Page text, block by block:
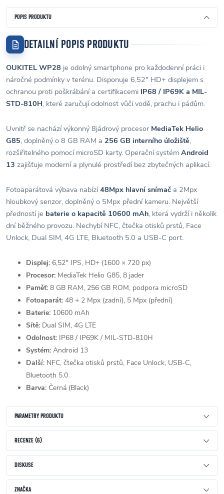
POPIS PRODUKTU
DETAILNÍ POPIS PRODUKTU
OUKITEL WP28 je odolný smartphone pro každodenní práci i
náročné podmínky v terénu. Disponuje 6,52" HD+ displejem s
ochranou proti poškrábání a certifikacemi IP68 / IP69K a MIL-
STD-810H, které zaručují odolnost vůči vodě, prachu i pádům.
Uvnitř se nachází výkonný 8jádrový procesor MediaTek Helio
G85, doplněný o 8 GB RAM a 256 GB interního úložiště,
rozšiřitelného pomocí microSD karty. Operační systém Android
13 zajišťuje moderní a plynulé prostředí bez zbytečných aplikací.
Fotoaparátová výbava nabízí48Mpx hlavní snímač a 2Mpx
hloubkový senzor, doplněný o 5Mpx přední kameru. Největší
předností je baterie o kapacitě 10600 mAh, která vydrží i několik
dní běžného provozu. Nechybí NFC, čtečka otisků prstů, Face
Unlock, Dual SIM, 4G LTE, Bluetooth 5.0 a USB-C port.
Displej: 6,52" IPS, HD+ (1600 × 720 px)
Procesor: MediaTek Helio G85, 8 jader
Paměť: 8 GB RAM, 256 GB ROM, podpora microSD
Fotoaparát: 48 + 2 Mpx (zadní), 5 Mpx (přední)
Baterie: 10600 mAh
Sítě: Dual SIM, 4G LTE
Odolnost: IP68 / IP69K / MIL-STD-810H
Systém: Android 13
Další: NFC, čtečka otisků prstů, Face Unlock, USB-C,
Bluetooth 5.0
Barva: Černá (Black)
PARAMETRY PRODUKTU
RECENZE (6)
DISKUSE
ZNAČKA